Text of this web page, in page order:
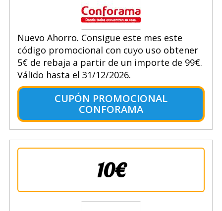
Nuevo Ahorro. Consigue este mes este
código promocional con cuyo uso obtener
5€ de rebaja a partir de un importe de 99€.
Válido hasta el 31/12/2026.
CUPÓN PROMOCIONAL
CONFORAMA
10€